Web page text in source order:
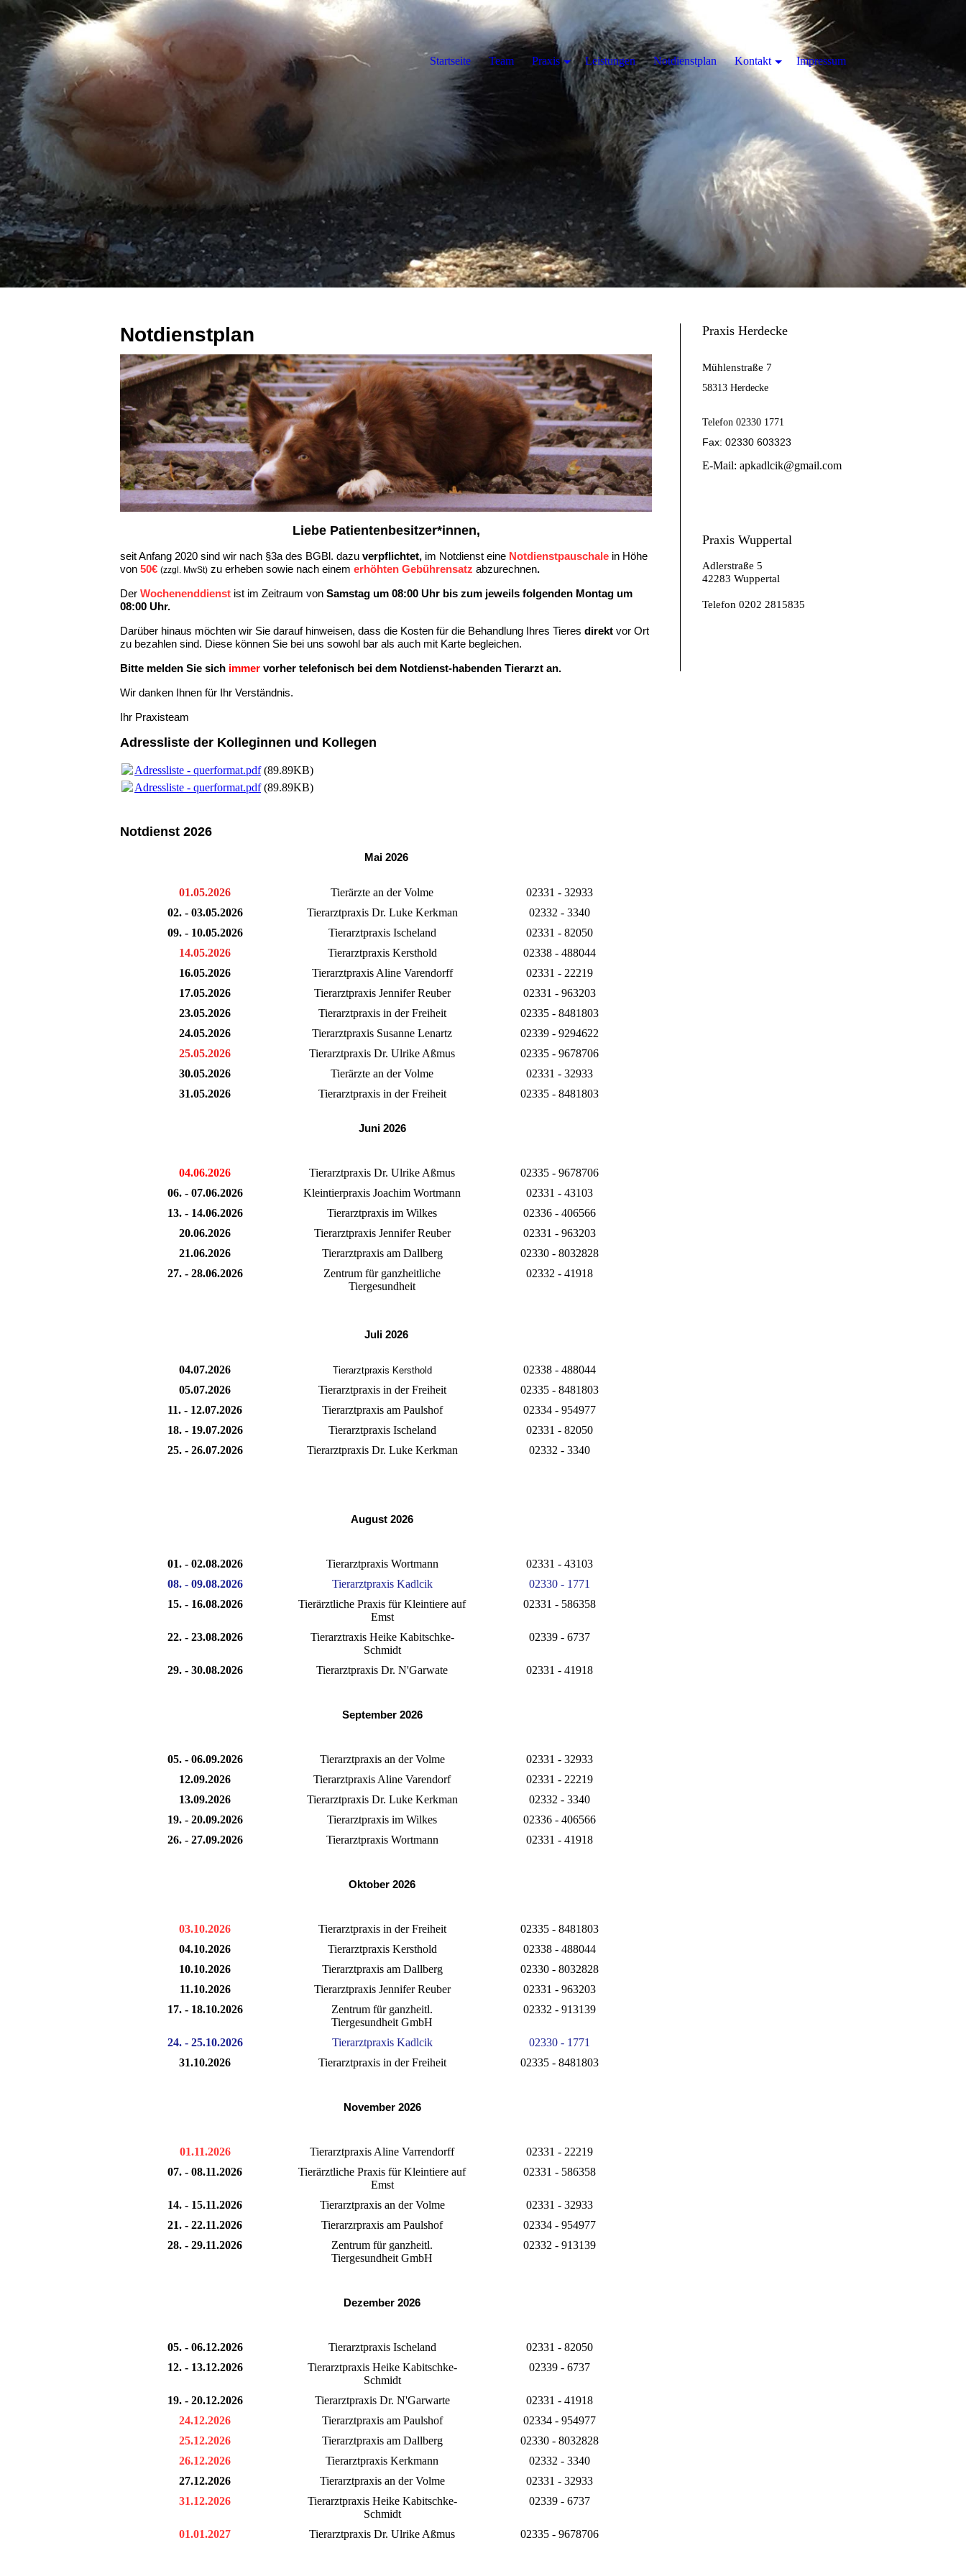
Notdienstplan
Liebe Patientenbesitzer*innen,
seit Anfang 2020 sind wir nach §3a des BGBl. dazu verpflichtet, im Notdienst eine Notdienstpauschale in Höhe
von 50€ (zzgl. MwSt) zu erheben sowie nach einem erhöhten Gebührensatz abzurechnen.
Der Wochenenddienst ist im Zeitraum von Samstag um 08:00 Uhr bis zum jeweils folgenden Montag um
08:00 Uhr.
Darüber hinaus möchten wir Sie darauf hinweisen, dass die Kosten für die Behandlung Ihres Tieres direkt vor Ort
zu bezahlen sind. Diese können Sie bei uns sowohl bar als auch mit Karte begleichen.
Bitte melden Sie sich immer vorher telefonisch bei dem Notdienst-habenden Tierarzt an.
Wir danken Ihnen für Ihr Verständnis.
Ihr Praxisteam
Adressliste der Kolleginnen und Kollegen
Adressliste - querformat.pdf(89.89KB)
Adressliste - querformat.pdf(89.89KB)
Notdienst 2026
Mai 2026
01.05.2026 Tierärzte an der Volme
02331 - 32933
02. - 03.05.2026
Tierarztpraxis Dr. Luke Kerkman
02332 - 3340
09. - 10.05.2026
Tierarztpraxis Ischeland
02331 - 82050
14.05.2026
Tierarztpraxis Kersthold
02338 - 488044
16.05.2026
Tierarztpraxis Aline Varendorff
02331 - 22219
17.05.2026
Tierarztpraxis Jennifer Reuber
02331 - 963203
23.05.2026
Tierarztpraxis in der Freiheit
02335 - 8481803
24.05.2026
Tierarztpraxis Susanne Lenartz
02339 - 9294622
25.05.2026
Tierarztpraxis Dr. Ulrike Aßmus
02335 - 9678706
30.05.2026
Tierärzte an der Volme
02331 - 32933
31.05.2026
Tierarztpraxis in der Freiheit 02335 - 8481803
Juni 2026
04.06.2026 Tierarztpraxis Dr. Ulrike Aßmus
02335 - 9678706
06. - 07.06.2026
Kleintierpraxis Joachim Wortmann
02331 - 43103
13. - 14.06.2026
Tierarztpraxis im Wilkes
02336 - 406566
20.06.2026
Tierarztpraxis Jennifer Reuber
02331 - 963203
21.06.2026
Tierarztpraxis am Dallberg
02330 - 8032828
27. - 28.06.2026
Zentrum für ganzheitliche
Tiergesundheit
02332 - 41918
Juli 2026
04.07.2026 Tierarztpraxis Kersthold
02338 - 488044
05.07.2026
Tierarztpraxis in der Freiheit
02335 - 8481803
11. - 12.07.2026
Tierarztpraxis am Paulshof
02334 - 954977
18. - 19.07.2026
Tierarztpraxis Ischeland
02331 - 82050
25. - 26.07.2026
Tierarztpraxis Dr. Luke Kerkman 02332 - 3340
August 2026
01. - 02.08.2026 Tierarztpraxis Wortmann
02331 - 43103
08. - 09.08.2026
Tierarztpraxis Kadlcik
02330 - 1771
15. - 16.08.2026
Tierärztliche Praxis für Kleintiere auf
Emst
02331 - 586358
22. - 23.08.2026
Tierarztraxis Heike Kabitschke-
Schmidt
02339 - 6737
29. - 30.08.2026 Tierarztpraxis Dr. N'Garwate 02331 - 41918
September 2026
05. - 06.09.2026 Tierarztpraxis an der Volme
02331 - 32933
12.09.2026
Tierarztpraxis Aline Varendorf
02331 - 22219
13.09.2026
Tierarztpraxis Dr. Luke Kerkman
02332 - 3340
19. - 20.09.2026
Tierarztpraxis im Wilkes
02336 - 406566
26. - 27.09.2026
Tierarztpraxis Wortmann 02331 - 41918
Oktober 2026
03.10.2026 Tierarztpraxis in der Freiheit
02335 - 8481803
04.10.2026
Tierarztpraxis Kersthold
02338 - 488044
10.10.2026
Tierarztpraxis am Dallberg
02330 - 8032828
11.10.2026
Tierarztpraxis Jennifer Reuber
02331 - 963203
17. - 18.10.2026
Zentrum für ganzheitl.
Tiergesundheit GmbH
02332 - 913139
24. - 25.10.2026 Tierarztpraxis Kadlcik
02330 - 1771
31.10.2026
Tierarztpraxis in der Freiheit 02335 - 8481803
November 2026
01.11.2026 Tierarztpraxis Aline Varrendorff
02331 - 22219
07. - 08.11.2026
Tierärztliche Praxis für Kleintiere auf
Emst
02331 - 586358
14. - 15.11.2026 Tierarztpraxis an der Volme
02331 - 32933
21. - 22.11.2026
Tierarzrpraxis am Paulshof
02334 - 954977
28. - 29.11.2026
Zentrum für ganzheitl.
Tiergesundheit GmbH
02332 - 913139
Dezember 2026
05. - 06.12.2026 Tierarztpraxis Ischeland
02331 - 82050
12. - 13.12.2026
Tierarztpraxis Heike Kabitschke-
Schmidt
02339 - 6737
19. - 20.12.2026 Tierarztpraxis Dr. N'Garwarte
02331 - 41918
24.12.2026
Tierarztpraxis am Paulshof
02334 - 954977
25.12.2026
Tierarztpraxis am Dallberg
02330 - 8032828
26.12.2026
Tierarztpraxis Kerkmann
02332 - 3340
27.12.2026
Tierarztpraxis an der Volme
02331 - 32933
31.12.2026
Tierarztpraxis Heike Kabitschke-
Schmidt
02339 - 6737
01.01.2027 Tierarztpraxis Dr. Ulrike Aßmus 02335 - 9678706
Praxis Herdecke
Mühlenstraße 7
58313 Herdecke
Telefon 02330 1771
Fax: 02330 603323
E-Mail: apkadlcik@gmail.com
Praxis Wuppertal
Adlerstraße 5
42283 Wuppertal
Telefon 0202 2815835
Startseite Team Praxis Leistungen Notdienstplan Kontakt Impressum